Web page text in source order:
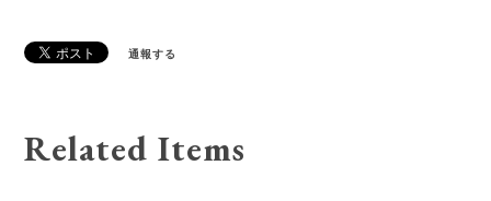
通報する
Related Items